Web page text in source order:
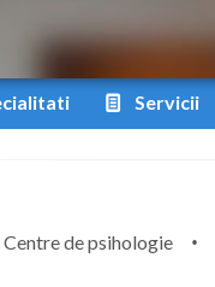
Servicii
Centre de psihologie